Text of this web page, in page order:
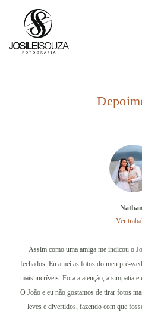
Assim como uma amiga me indicou o
fechados. Eu amei as fotos do meu pré-
mais incríveis. Fora a atenção, a simpatia
O João e eu não gostamos de tirar fotos
leves e divertidos, fazendo com que
Ver